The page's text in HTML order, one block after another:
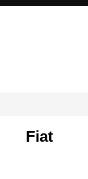
Fiat